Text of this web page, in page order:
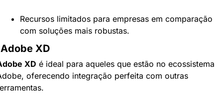
Recursos limitados para empresas em comparação
com soluções mais robustas.
XD
XD é ideal para aqueles que estão no ecossistema
oferecendo integração perfeita com outras